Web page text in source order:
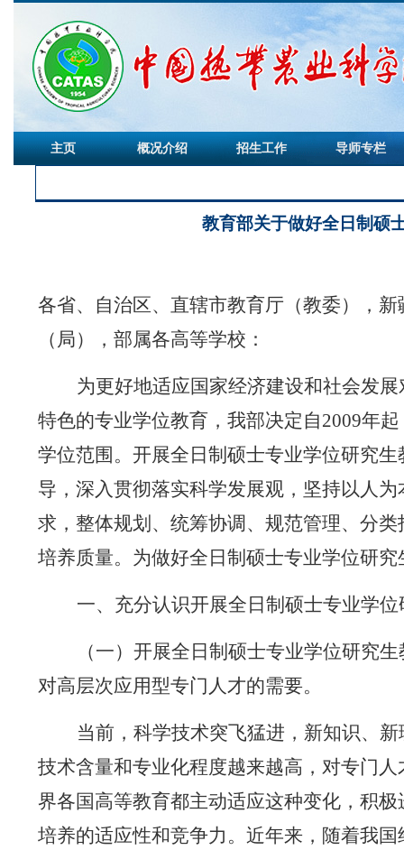
主页 概况介绍 招生工作 导师专栏
教育部关于做好全日制硕
各省、自治区、直辖市教育厅（教委），
（局），部属各高等学校：
为更好地适应国家经济建设和社会发展
特色的专业学位教育，我部决定自2009年起
学位范围。开展全日制硕士专业学位研究生
导，深入贯彻落实科学发展观，坚持以人为
求，整体规划、统筹协调、规范管理、分
培养质量。为做好全日制硕士专业学位研究
一、充分认识开展全日制硕士专业学
（一） 开展全日制硕士专业学位研究
对高层次应用型专门人才的需要。
当前，科学技术突飞猛进，新知识、
技术含量和专业化程度越来越高，对专门
界各国高等教育都主动适应这种变化，积
培养的适应性和竞争力。近年来，随着我